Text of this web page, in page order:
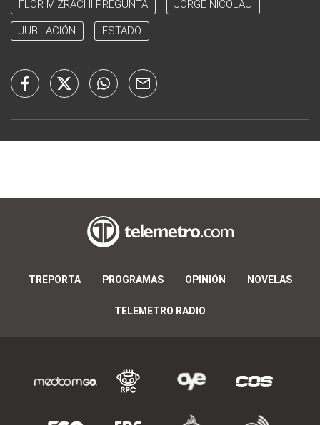
FLOR MIZRACHI PREGUNTA JORGE NICOLAU
JUBILACIÓN ESTADO
TREPORTA PROGRAMAS OPINIÓN NOVELAS
TELEMETRO RADIO